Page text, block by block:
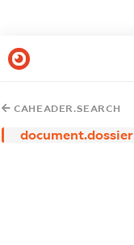
CAHEADER.SEARCH
document.dossier